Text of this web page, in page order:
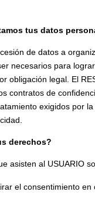
tus datos
de datos a
necesarios para
obligación legal. El
contratos de
exigidos por
derechos?
asisten al USUARIO
el consentimiento en